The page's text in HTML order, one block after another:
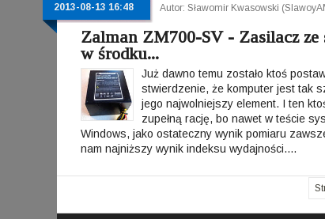
2013-08-13 16:48 Autor: Sławomir Kwasowski
Zalman ZM700-SV - Zasilacz ze
w środku...
Już dawno temu zostało ktoś
stwierdzenie, że komputer jest tak
jego najwolniejszy element. I ten
zupełną rację, bo nawet w teście
Windows, jako ostateczny wynik pomiaru
nam najniższy wynik indeksu wydajności....